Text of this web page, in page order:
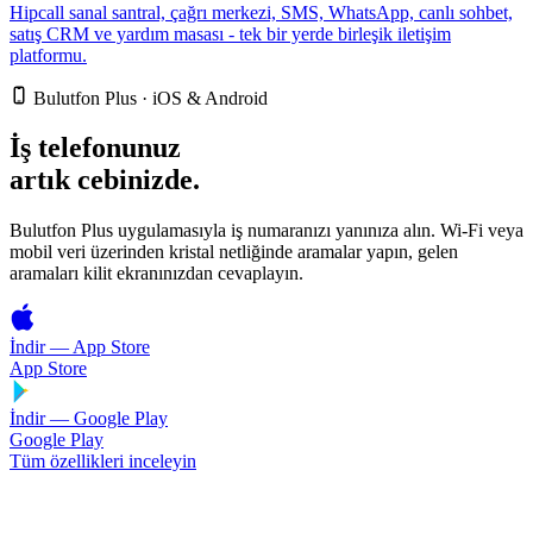
Hipcall sanal santral, çağrı merkezi, SMS, WhatsApp, canlı sohbet,
satış CRM ve yardım masası - tek bir yerde birleşik iletişim
platformu.
Bulutfon Plus · iOS & Android
İş telefonunuz
artıkcebinizde.
Bulutfon Plus uygulamasıyla iş numaranızı yanınıza alın. Wi‑Fi veya
mobil veri üzerinden kristal netliğinde aramalar yapın, gelen
aramaları kilit ekranınızdan cevaplayın.
İndir — App Store
App Store
İndir — Google Play
Google Play
Tüm özellikleri inceleyin